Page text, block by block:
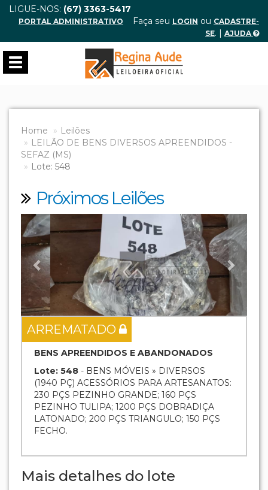
LIGUE-NOS: (67) 3363-5417
PORTAL ADMINISTRATIVO Faça seu LOGIN ou CADASTRE-
SE. | AJUDA
Toggle
navigation
Home
Leilões
LEILÃO DE BENS DIVERSOS APREENDIDOS -
SEFAZ (MS)
Lote: 548
Próximos Leilões
Previous Next
ARREMATADO
BENS APREENDIDOS E ABANDONADOS
Lote: 548 - BENS MÓVEIS » DIVERSOS
(1940 PÇ) ACESSÓRIOS PARA ARTESANATOS:
230 PÇS PEZINHO GRANDE; 160 PÇS
PEZINHO TULIPA; 1200 PÇS DOBRADIÇA
LATONADO; 200 PÇS TRIANGULO; 150 PÇS
FECHO.
Mais detalhes do lote